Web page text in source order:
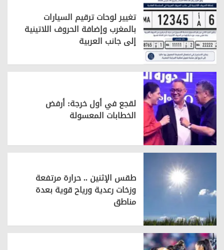
تغيير لوحات ترقيم السيارات
بالمغرب وإضافة الحروف اللاتينية
إلى جانب العربية
لقجع في أول خرجة: أرفض
الخطابات المعسولة
طقس الإثنين .. حرارة مرتفعة
وزخات رعدية ورياح قوية بعدة
مناطق